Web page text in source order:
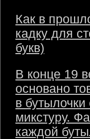
Как в
кадку для
букв)
В конце 19
основано
в
микстуру.
каждой